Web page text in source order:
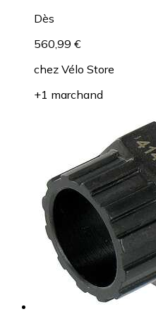
Dès
560,99 €
chez Vélo Store
+1 marchand